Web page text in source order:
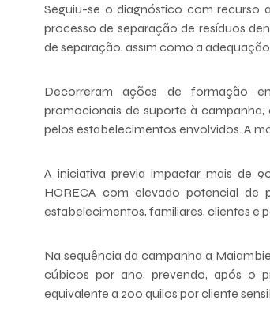
Seguiu-se o diagnóstico com recurso
processo de separação de resíduos
de separação, assim como a
Decorreram ações de formação
promocionais de suporte à
pelos estabelecimentos envolvidos. A
A iniciativa previa impactar mais de
HORECA com elevado potencial de
estabelecimentos, familiares, clientes e
Na sequência da campanha a
cúbicos por ano, prevendo, após o
equivalente a 200 quilos por cliente